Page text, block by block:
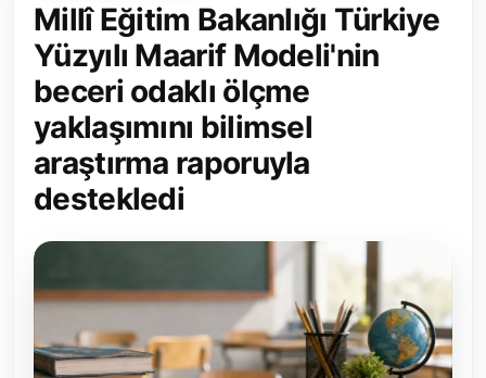
Yerel Yönetimler
Mülki İdare
Toplum ve Yaşam
Sivil Toplum Kuruluşları
Kamu Kurumları ve Üst Kurullar
Resmi Reklamlar
Millî Eğitim Bakanlığı Türkiye
Yüzyılı Maarif Modeli'nin
beceri odaklı ölçme
yaklaşımını bilimsel
araştırma raporuyla
destekledi